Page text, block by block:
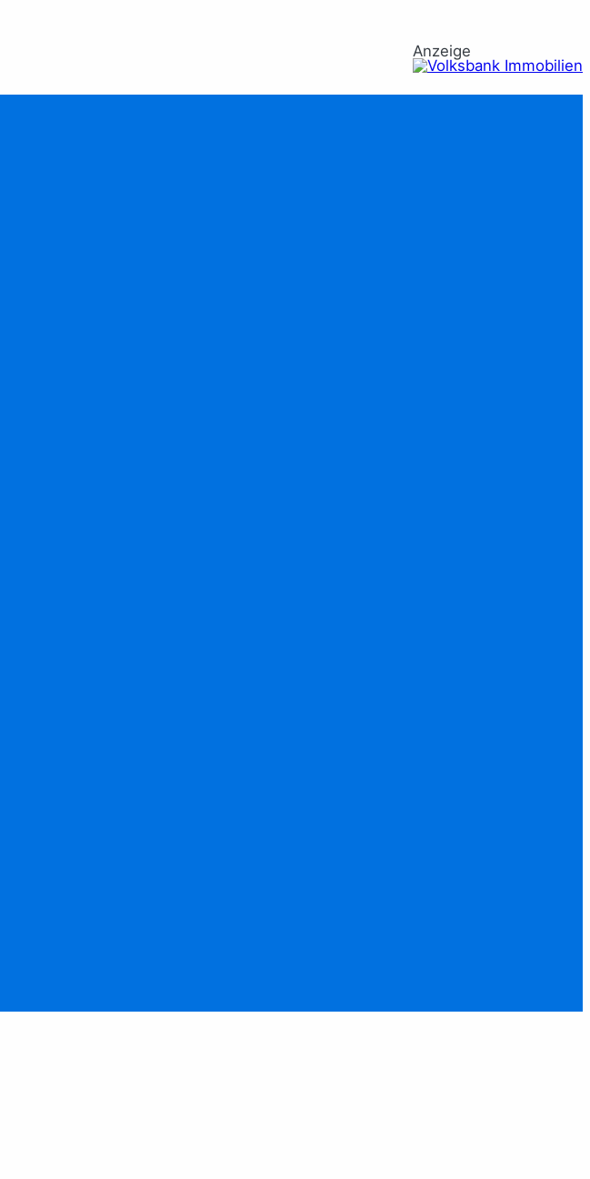
Anzeige